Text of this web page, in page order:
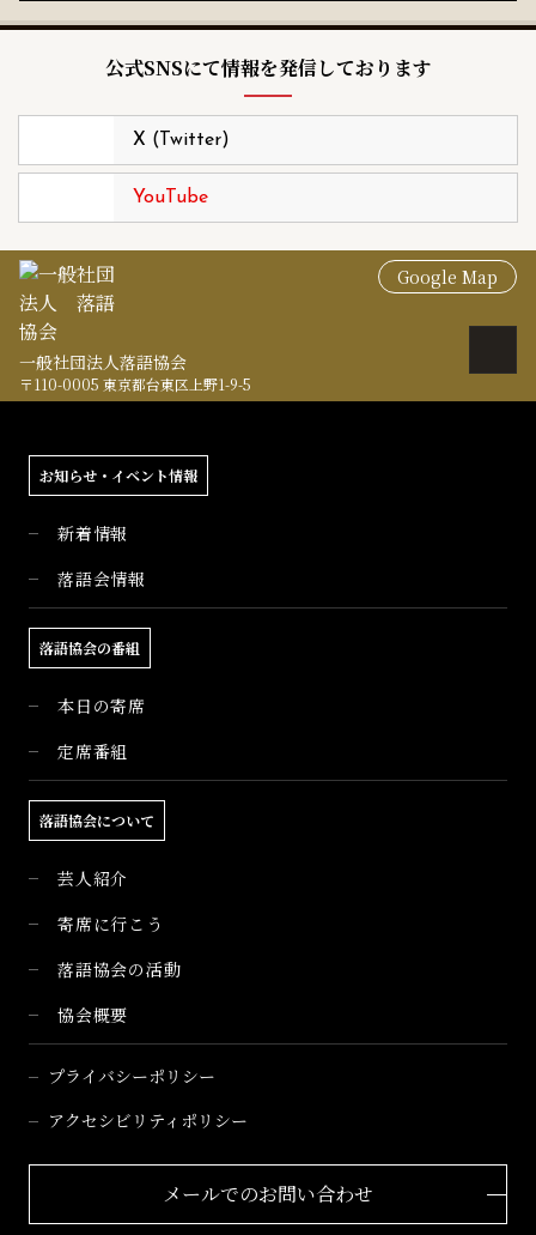
公式SNSにて情報を発信しております
X (Twitter)
YouTube
Google Map
一般社団法人落語協会
〒110-0005 東京都台東区上野1-9-5
お知らせ・イベント情報
新着情報
落語会情報
落語協会の番組
本日の寄席
定席番組
落語協会について
芸人紹介
寄席に行こう
落語協会の活動
協会概要
プライバシーポリシー
アクセシビリティポリシー
メールでのお問い合わせ